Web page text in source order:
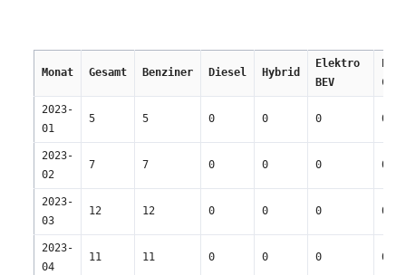
Monat Gesamt Benziner Diesel Hybrid
Elektro
BEV
CNG
2023-
01
5 5 0 0 0 0
2023-
02
7 7 0 0 0 0
2023-
03
12 12 0 0 0 0
2023-
04
11 11 0 0 0 0